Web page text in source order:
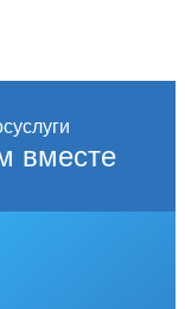
вместе